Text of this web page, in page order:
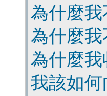
為什麼
為什麼
為什麼
我該如